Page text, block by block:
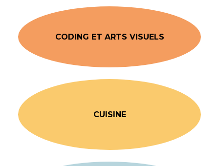
CODING ET ARTS VISUELS
CUISINE